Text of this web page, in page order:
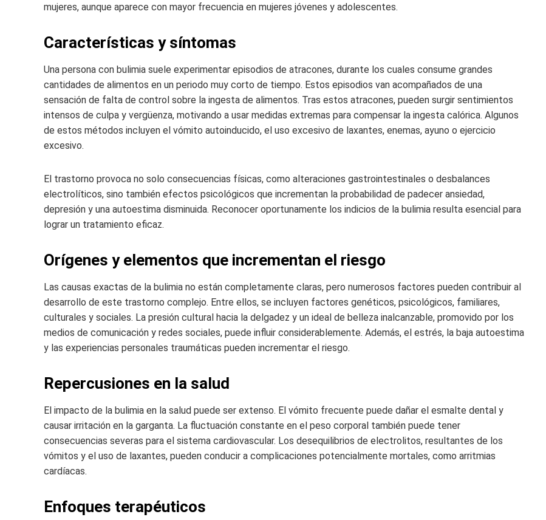
mujeres, aunque aparece con mayor frecuencia en mujeres jóvenes y adolescentes.
Características y síntomas
Una persona con bulimia suele experimentar episodios de atracones, durante los cuales consume grandes
cantidades de alimentos en un periodo muy corto de tiempo. Estos episodios van acompañados de una
sensación de falta de control sobre la ingesta de alimentos. Tras estos atracones, pueden surgir sentimientos
intensos de culpa y vergüenza, motivando a usar medidas extremas para compensar la ingesta calórica. Algunos
de estos métodos incluyen el vómito autoinducido, el uso excesivo de laxantes, enemas, ayuno o ejercicio
excesivo.
El trastorno provoca no solo consecuencias físicas, como alteraciones gastrointestinales o desbalances
electrolíticos, sino también efectos psicológicos que incrementan la probabilidad de padecer ansiedad,
depresión y una autoestima disminuida. Reconocer oportunamente los indicios de la bulimia resulta esencial para
lograr un tratamiento eficaz.
Orígenes y elementos que incrementan el riesgo
Las causas exactas de la bulimia no están completamente claras, pero numerosos factores pueden contribuir al
desarrollo de este trastorno complejo. Entre ellos, se incluyen factores genéticos, psicológicos, familiares,
culturales y sociales. La presión cultural hacia la delgadez y un ideal de belleza inalcanzable, promovido por los
medios de comunicación y redes sociales, puede influir considerablemente. Además, el estrés, la baja autoestima
y las experiencias personales traumáticas pueden incrementar el riesgo.
Repercusiones en la salud
El impacto de la bulimia en la salud puede ser extenso. El vómito frecuente puede dañar el esmalte dental y
causar irritación en la garganta. La fluctuación constante en el peso corporal también puede tener
consecuencias severas para el sistema cardiovascular. Los desequilibrios de electrolitos, resultantes de los
vómitos y el uso de laxantes, pueden conducir a complicaciones potencialmente mortales, como arritmias
cardíacas.
Enfoques terapéuticos